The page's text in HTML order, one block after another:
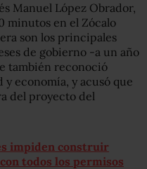
Manuel López Obrador,
minutos en el Zócalo
son los principales
de gobierno -a un año
también reconoció
economía, y acusó que
del proyecto del
impiden construir
todos los permisos